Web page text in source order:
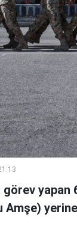
yapan
Amşe)